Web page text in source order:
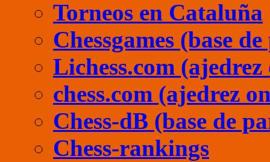
Torneos en Cataluña
Chessgames (base
Lichess.com
chess.com (ajedrez
Chess-dB (base de
Chess-rankings